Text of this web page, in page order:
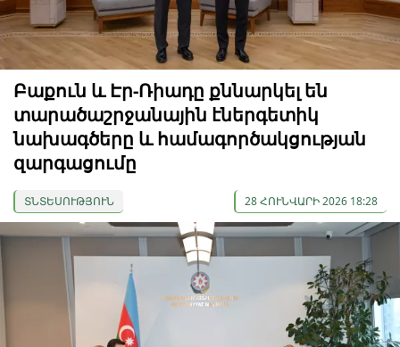
Բաքուն և Էր-Ռիադը քննարկել են
տարածաշրջանային էներգետիկ
նախագծերը և համագործակցության
զարգացումը
ՏՆՏԵՍՈՒԹՅՈՒՆ 28 ՀՈՒՆՎԱՐԻ 2026 18:28